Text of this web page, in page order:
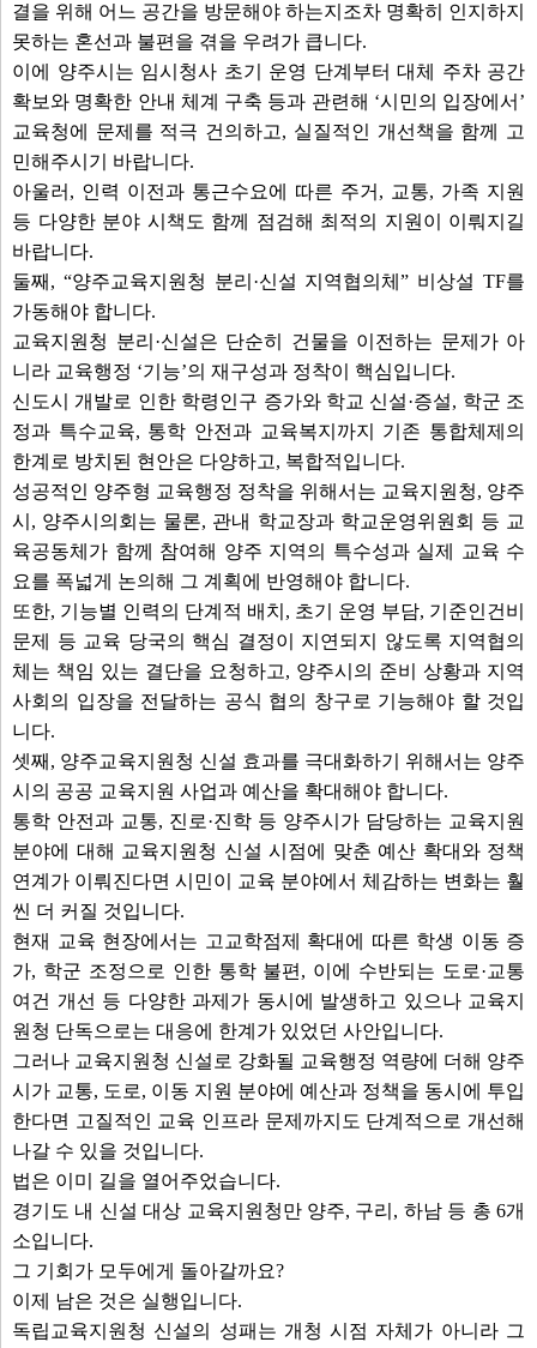
결을 위해 어느 공간을 방문해야 하는지조차 명확히 인지하지
못하는 혼선과 불편을 겪을 우려가 큽니다.
이에 양주시는 임시청사 초기 운영 단계부터 대체 주차 공간
확보와 명확한 안내 체계 구축 등과 관련해 ‘시민의 입장에서’
교육청에 문제를 적극 건의하고, 실질적인 개선책을 함께 고
민해주시기 바랍니다.
아울러, 인력 이전과 통근수요에 따른 주거, 교통, 가족 지원
등 다양한 분야 시책도 함께 점검해 최적의 지원이 이뤄지길
바랍니다.
둘째, “양주교육지원청 분리·신설 지역협의체” 비상설 TF를
가동해야 합니다.
교육지원청 분리·신설은 단순히 건물을 이전하는 문제가 아
니라 교육행정 ‘기능’의 재구성과 정착이 핵심입니다.
신도시 개발로 인한 학령인구 증가와 학교 신설·증설, 학군 조
정과 특수교육, 통학 안전과 교육복지까지 기존 통합체제의
한계로 방치된 현안은 다양하고, 복합적입니다.
성공적인 양주형 교육행정 정착을 위해서는 교육지원청, 양주
시, 양주시의회는 물론, 관내 학교장과 학교운영위원회 등 교
육공동체가 함께 참여해 양주 지역의 특수성과 실제 교육 수
요를 폭넓게 논의해 그 계획에 반영해야 합니다.
또한, 기능별 인력의 단계적 배치, 초기 운영 부담, 기준인건비
문제 등 교육 당국의 핵심 결정이 지연되지 않도록 지역협의
체는 책임 있는 결단을 요청하고, 양주시의 준비 상황과 지역
사회의 입장을 전달하는 공식 협의 창구로 기능해야 할 것입
니다.
셋째, 양주교육지원청 신설 효과를 극대화하기 위해서는 양주
시의 공공 교육지원 사업과 예산을 확대해야 합니다.
통학 안전과 교통, 진로·진학 등 양주시가 담당하는 교육지원
분야에 대해 교육지원청 신설 시점에 맞춘 예산 확대와 정책
연계가 이뤄진다면 시민이 교육 분야에서 체감하는 변화는 훨
씬 더 커질 것입니다.
현재 교육 현장에서는 고교학점제 확대에 따른 학생 이동 증
가, 학군 조정으로 인한 통학 불편, 이에 수반되는 도로·교통
여건 개선 등 다양한 과제가 동시에 발생하고 있으나 교육지
원청 단독으로는 대응에 한계가 있었던 사안입니다.
그러나 교육지원청 신설로 강화될 교육행정 역량에 더해 양주
시가 교통, 도로, 이동 지원 분야에 예산과 정책을 동시에 투입
한다면 고질적인 교육 인프라 문제까지도 단계적으로 개선해
나갈 수 있을 것입니다.
법은 이미 길을 열어주었습니다.
경기도 내 신설 대상 교육지원청만 양주, 구리, 하남 등 총 6개
소입니다.
그 기회가 모두에게 돌아갈까요?
이제 남은 것은 실행입니다.
독립교육지원청 신설의 성패는 개청 시점 자체가 아니라 그